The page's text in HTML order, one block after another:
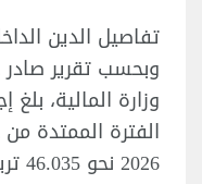
تفاصيل الدين
وبحسب تقرير
وزارة المالية،
2026 نحو 46.035 تريليون دينار.